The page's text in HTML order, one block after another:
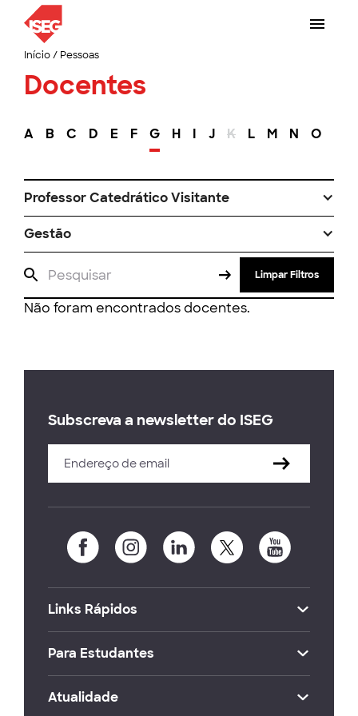
Início/ Pessoas
Docentes
A B C D E F G H I J K L M N O
Professor Catedrático Visitante
Gestão
Limpar Filtros
Não foram encontrados docentes.
Subscreva a newsletter do ISEG
Links Rápidos
Para Estudantes
Atualidade